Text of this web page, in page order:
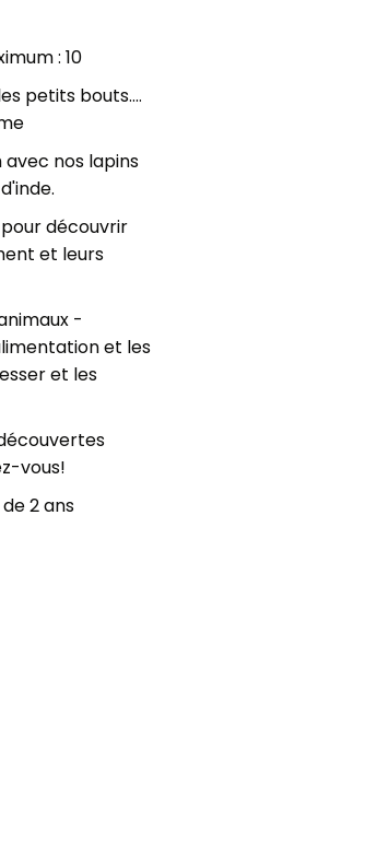
: 10
petits bouts....
avec nos lapins
découvrir
et leurs
-
et les
et les
vous!
2 ans